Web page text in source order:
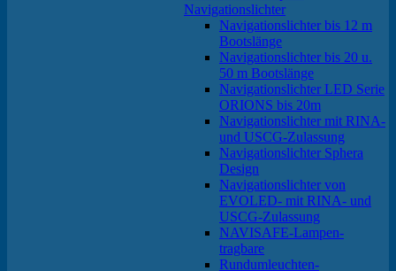
Navigationslichter
Navigationslichter bis 12 m
Bootslänge
Navigationslichter bis 20 u.
50 m Bootslänge
Navigationslichter LED Serie
ORIONS bis 20m
Navigationslichter mit RINA-
und USCG-Zulassung
Navigationslichter Sphera
Design
Navigationslichter von
EVOLED- mit RINA- und
USCG-Zulassung
NAVISAFE-Lampen-
tragbare
Rundumleuchten-